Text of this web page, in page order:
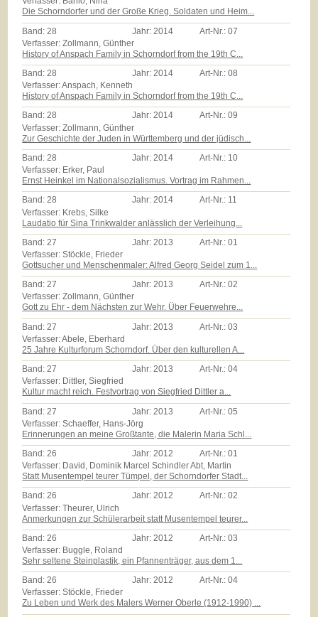
Die Schorndorfer und der Große Krieg. Soldaten und Heim...
Band: 28 Jahr: 2014 Art-Nr.:07
Verfasser: Zollmann, Günther
History of Anspach Family in Schorndorf from the 19th C...
Band:28 Jahr:2014 Art-Nr.:08
Verfasser: Anspach, Kenneth
History of Anspach Family in Schorndorf from the 19th C...
Band:28 Jahr:2014 Art-Nr.:09
Verfasser: Zollmann, Günther
Zur Geschichte der Juden in Württemberg und der jüdisch...
Band:28 Jahr:2014 Art-Nr.: 10
Verfasser: Erker, Paul
Ernst Heinkel im Nationalsozialismus. Vortrag im Rahmen...
Band:28 Jahr:2014 Art-Nr.: 11
Verfasser: Krebs, Silke
Laudatio für Sina Trinkwalder anlässlich der Verleihung...
Band: 27 Jahr: 2013 Art-Nr.:01
Verfasser: Stöckle, Frieder
Gottsucher und Menschenmaler: Alfred Georg Seidel zum 1...
Band:27 Jahr:2013 Art-Nr.:02
Verfasser: Zollmann, Günther
Gott zu Ehr - dem Nächsten zur Wehr. Über Feuerwehre...
Band: 27 Jahr: 2013 Art-Nr.:03
Verfasser: Abele, Eberhard
25 Jahre Kulturforum Schorndorf. Über den kulturellen A...
Band:27 Jahr:2013 Art-Nr.:04
Verfasser: Dittler, Siegfried
Kultur macht reich. Festvortrag von Siegfried Dittler a...
Band: 27 Jahr: 2013 Art-Nr.:05
Verfasser: Schaeffer, Hans-Jörg
Erinnerungen an meine Großtante, die Malerin Maria Schl...
Band:26 Jahr:2012 Art-Nr.:01
Verfasser: David, Dominik Marcel Schindler Abt, Martin
Statt Musentempel teurer Tümpel, der Schorndorfer Stadt...
Band:26 Jahr:2012 Art-Nr.:02
Verfasser: Theurer, Ulrich
Anmerkungen zur Schülerarbeit statt Musentempel teurer...
Band:26 Jahr:2012 Art-Nr.:03
Verfasser: Buggle, Roland
Sehr seltene Steinplastik, ein Pfannenträger, aus dem 1...
Band:26 Jahr:2012 Art-Nr.:04
Verfasser: Stöckle, Frieder
Zu Leben und Werk des Malers Werner Oberle (1912-1990) ...